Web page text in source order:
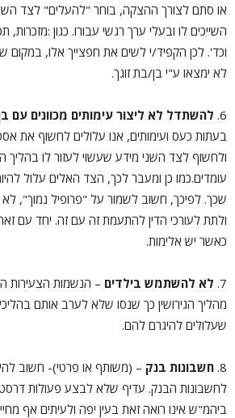
או סתם לצורך ההצקה, בוחר "להעלים" לצד
השייכים לו ובעלי ערך רגשי עבורו. כגון :מזכרות,
וכד'. לכן הקפיד/י לשים את חפצייך אלו, במקום
לא ימצאו ע"י בן/בת זוגך.
6. להשתדל לא ליצור עימותים מכוונים עם
בעתות כעס ועימותים, אנו עלולים לחשוף את
ולחשוף לצד השני מידע שעשוי לעזור לו בהליך
עומדים.כמו כן ומעבר לכך, הצד האלים עלול
שכך. לפיכך, חשוב לשמור על "פרופיל נמוך",
ולתת לעורכי הדין להתעמת זה עם זה. יחד עם
כאשר יש אלימות.
7. לא להשתמש בילדים – הנשמות הצעירות
מהליך הגירושין כך שנסו שלא לערב אותם
שעלולים להיגרם להם.
8. חשבונות בנק – (משותף או פרטי)- חשוב
לחשבונות הבנק. עדיף שלא לבצע פעולות
ביהמ"ש אינו רואה זאת בעין יפה ולעיתים אף